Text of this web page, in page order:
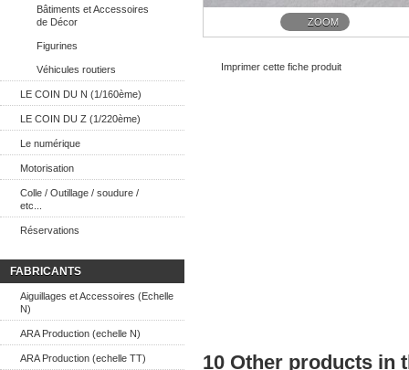
Bâtiments et Accessoires
de Décor
Figurines
Véhicules routiers
LE COIN DU N (1/160ème)
LE COIN DU Z (1/220ème)
Le numérique
Motorisation
Colle / Outillage / soudure /
etc...
Réservations
FABRICANTS
Aiguillages et Accessoires (Echelle
N)
ARA Production (echelle N)
ARA Production (echelle TT)
ZOOM
Imprimer cette fiche produit
10 Other products in